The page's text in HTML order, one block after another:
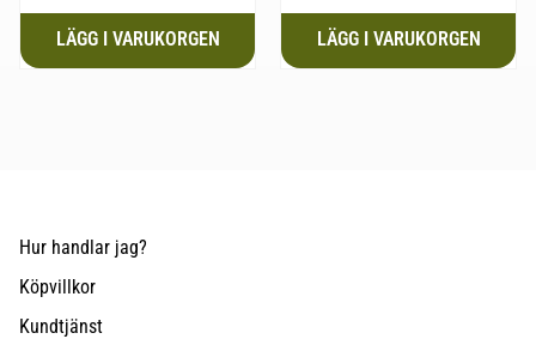
Hur handlar jag?
Köpvillkor
Kundtjänst